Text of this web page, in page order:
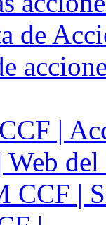
de
|
CCF |